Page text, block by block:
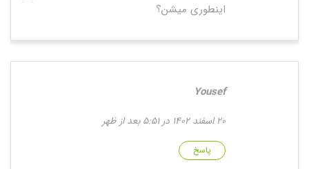
اینطوری میشن؟
Yousef
20 اسفند 1402 در 5:51 بعد از ظهر
پاسخ